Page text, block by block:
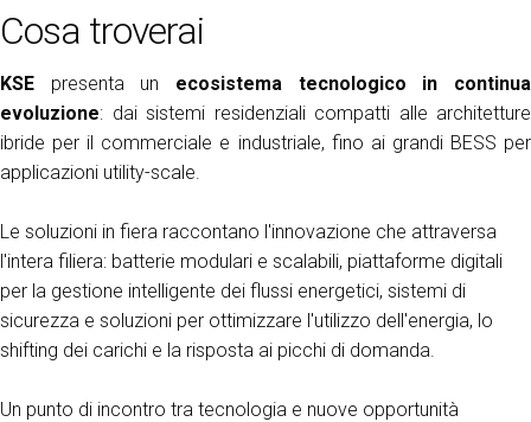
Cosa troverai
KSE presenta un ecosistema tecnologico in continua
evoluzione: dai sistemi residenziali compatti alle architetture
ibride per il commerciale e industriale, fino ai grandi BESS per
applicazioni utility-scale.
Le soluzioni in fiera raccontano l'innovazione che attraversa
l'intera filiera: batterie modulari e scalabili, piattaforme digitali
per la gestione intelligente dei flussi energetici, sistemi di
sicurezza e soluzioni per ottimizzare l'utilizzo dell'energia, lo
shifting dei carichi e la risposta ai picchi di domanda.
Un punto di incontro tra tecnologia e nuove opportunità